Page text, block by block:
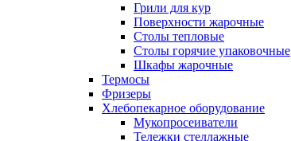
Грили для кур
Поверхности жарочные
Столы тепловые
Столы горячие упаковочные
Шкафы жарочные
Термосы
Фризеры
Хлебопекарное оборудование
Мукопросеиватели
Тележки стеллажные